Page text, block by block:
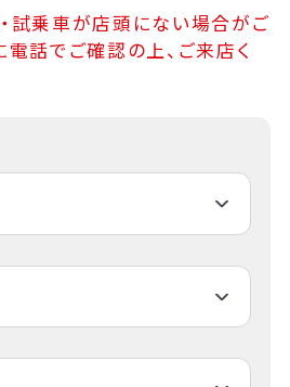
試乗車が店頭にない場合がご
電話でご確認の上、ご来店く